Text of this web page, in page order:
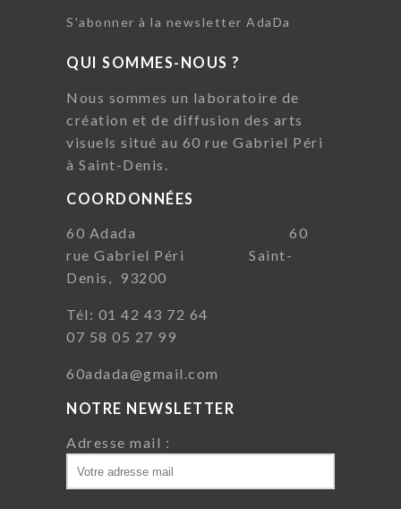
S'abonner à la newsletter AdaDa
QUI SOMMES-NOUS ?
Nous sommes un laboratoire de
création et de diffusion des arts
visuels situé au 60 rue Gabriel Péri
à Saint-Denis.
COORDONNÉES
60 Adada 60
rue Gabriel Péri Saint-
Denis, 93200
Tél: 01 42 43 72 64
07 58 05 27 99
60adada@gmail.com
NOTRE NEWSLETTER
Adresse mail :